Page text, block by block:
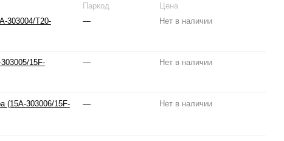
Паркод
Цена
303004/T20-
— Нет в наличии
15F-
— Нет в наличии
(15A-303006/15F-
— Нет в наличии